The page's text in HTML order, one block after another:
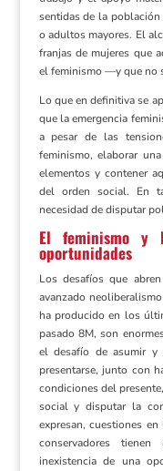
sentidas de la
o adultos mayores. El
franjas de mujeres que
el feminismo —y que no
Lo que en definitiva se
que la emergencia
a pesar de las
feminismo, elaborar
elementos y contener
del orden social. En
necesidad de disputar
El feminismo y
oportunidades
Los desafíos que
avanzado
ha producido en los
pasado 8M, son
el desafío de asumir y
presentarse, junto con
condiciones del
social y disputar la
expresan, cuestiones
conservadores
inexistencia de una